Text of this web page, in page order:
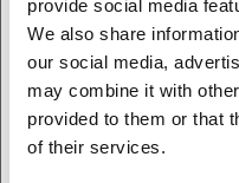
provide social media
We also share
our social media,
may combine it with
provided to them or that
of their services.
ANMELDELSER
1. Er du